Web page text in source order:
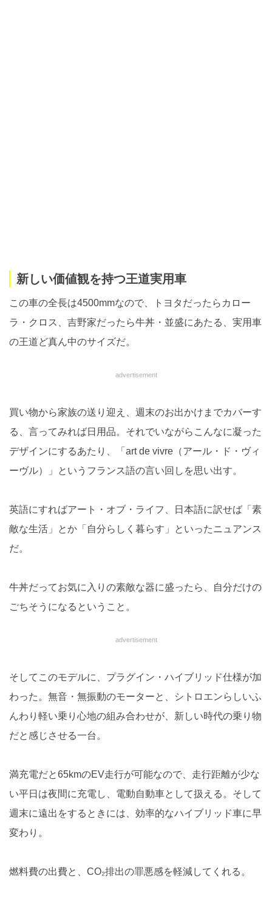
新しい価値観を持つ王道実用車
この車の全長は4500mmなので、トヨタだったらカロー
ラ・クロス、吉野家だったら牛丼・並盛にあたる、実用車
の王道ど真ん中のサイズだ。
advertisement
買い物から家族の送り迎え、週末のお出かけまでカバーす
る、言ってみれば日用品。それでいながらこんなに凝った
デザインにするあたり、「art de vivre（アール・ド・ヴィ
ーヴル）」というフランス語の言い回しを思い出す。
英語にすればアート・オブ・ライフ、日本語に訳せば「素
敵な生活」とか「自分らしく暮らす」といったニュアンス
だ。
牛丼だってお気に入りの素敵な器に盛ったら、自分だけの
ごちそうになるということ。
advertisement
そしてこのモデルに、プラグイン・ハイブリッド仕様が加
わった。無音・無振動のモーターと、シトロエンらしいふ
んわり軽い乗り心地の組み合わせが、新しい時代の乗り物
だと感じさせる一台。
満充電だと65kmのEV走行が可能なので、走行距離が少な
い平日は夜間に充電し、電動自動車として扱える。そして
週末に遠出をするときには、効率的なハイブリッド車に早
変わり。
燃料費の出費と、CO₂排出の罪悪感を軽減してくれる。